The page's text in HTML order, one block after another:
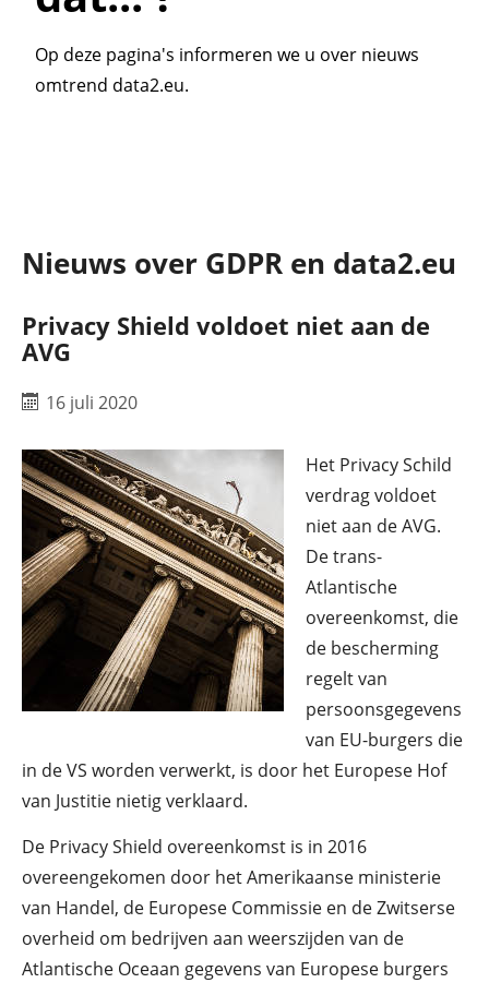
Op deze pagina's informeren we u over nieuws
omtrend data2.eu.
Nieuws over GDPR en data2.eu
Privacy Shield voldoet niet aan de
AVG
16 juli 2020
Het Privacy Schild
verdrag voldoet
niet aan de AVG.
De trans-
Atlantische
overeenkomst, die
de bescherming
regelt van
persoonsgegevens
van EU-burgers die
in de VS worden verwerkt, is door het Europese Hof
van Justitie nietig verklaard.
De Privacy Shield overeenkomst is in 2016
overeengekomen door het Amerikaanse ministerie
van Handel, de Europese Commissie en de Zwitserse
overheid om bedrijven aan weerszijden van de
Atlantische Oceaan gegevens van Europese burgers